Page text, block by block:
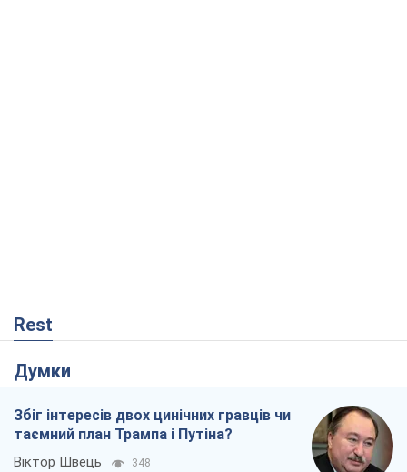
Rest
Думки
Збіг інтересів двох цинічних гравців чи
таємний план Трампа і Путіна?
Віктор Швець 348